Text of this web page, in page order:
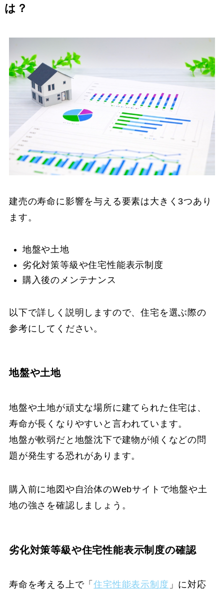
は？
建売の寿命に影響を与える要素は大きく3つあり
ます。
地盤や土地
劣化対策等級や住宅性能表示制度
購入後のメンテナンス
以下で詳しく説明しますので、住宅を選ぶ際の
参考にしてください。
地盤や土地
地盤や土地が頑丈な場所に建てられた住宅は、
寿命が長くなりやすいと言われています。
地盤が軟弱だと地盤沈下で建物が傾くなどの問
題が発生する恐れがあります。
購入前に地図や自治体のWebサイトで地盤や土
地の強さを確認しましょう。
劣化対策等級や住宅性能表示制度の確認
寿命を考える上で「住宅性能表示制度 」に対応